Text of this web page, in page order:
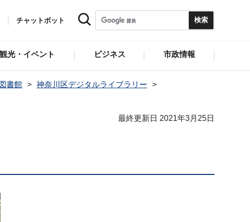
チャットボット
観光・イベント ビジネス 市政情報
書館
神奈川区デジタルライブラリー
最終更新日 2021年3月25日